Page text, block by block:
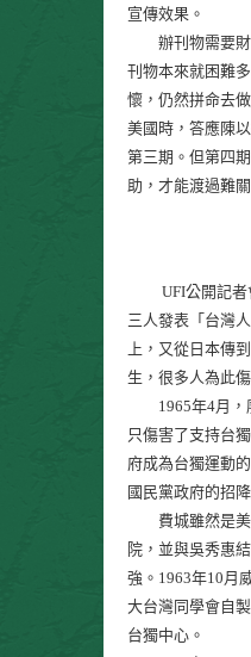
宣傳效果。
辦刊物需要財
刊物本來就困難
懷，仍然拼命去
美國時，答應陳
第三期。但第四
助，才能渡過難關
UFI公開記者會
三人發表「台灣
上，又從日本傳
生，很多人為此
1965年4月，廖
只傷害了支持台
府成為台獨運動
國民黨政府的招
費城雖然是美
院，並與吳秀惠
強。1963年10月
大台灣同學會自
台獨中心。